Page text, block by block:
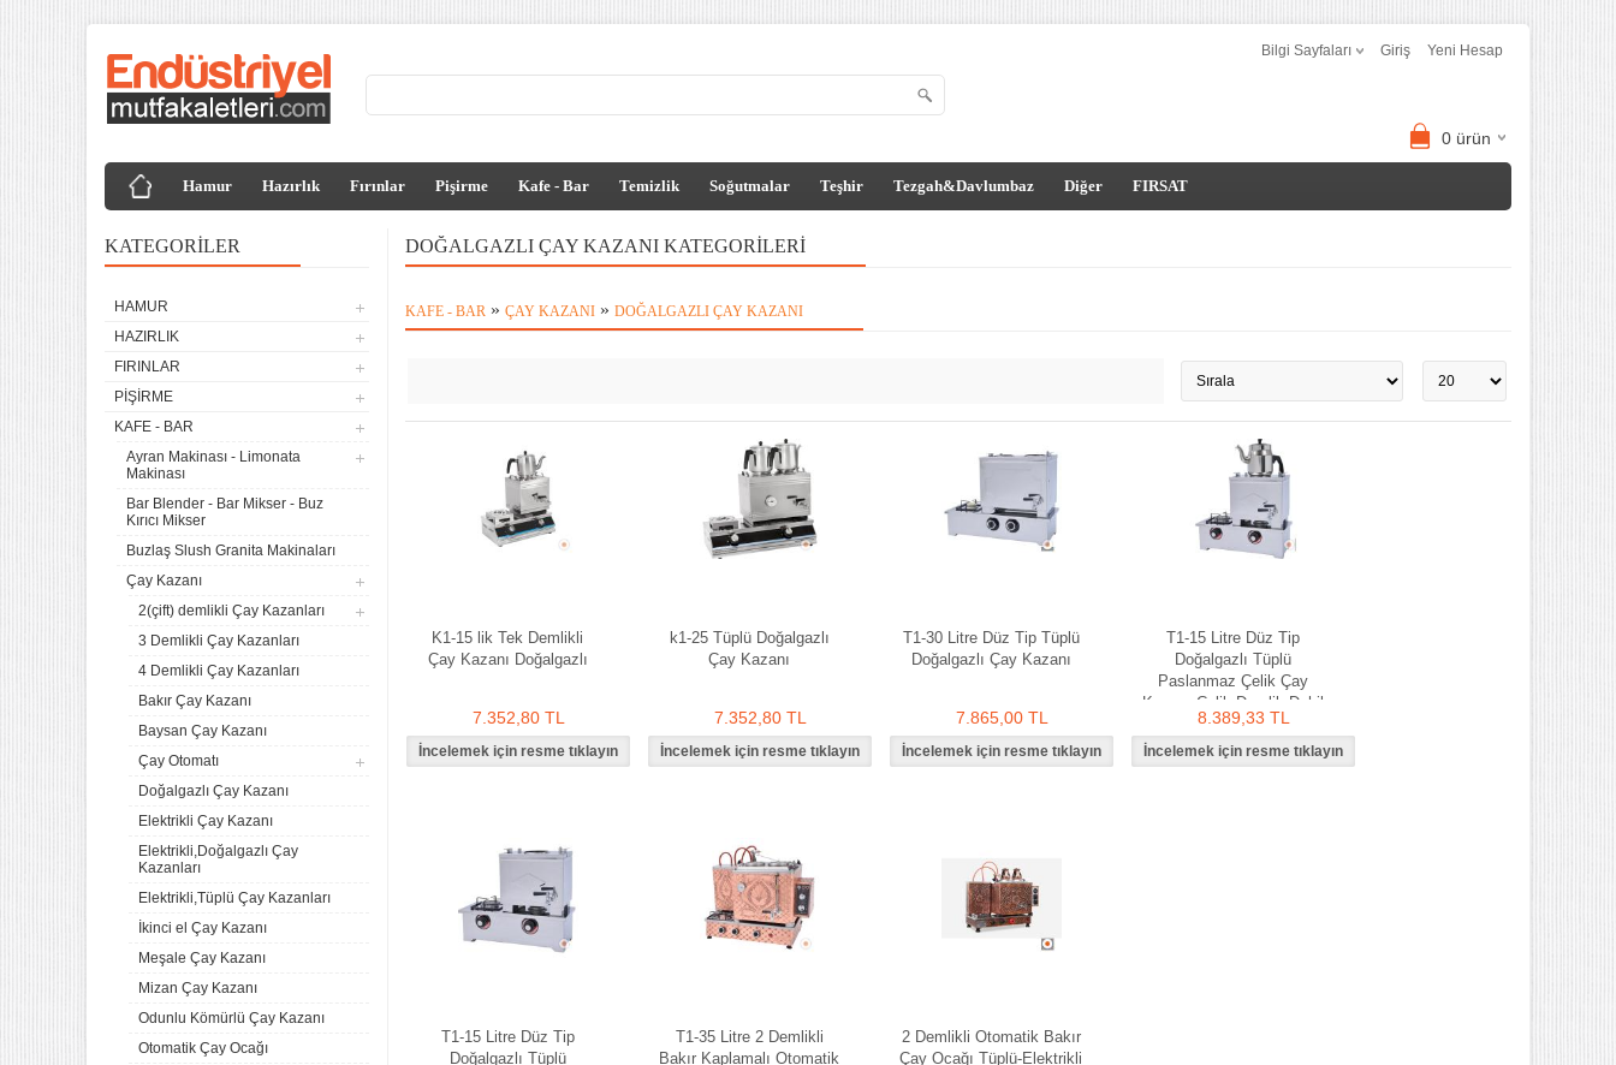
Bilgi Sayfaları Giriş Yeni Hesap
0 ürün
Hamur Hazırlık Fırınlar Pişirme Kafe - Bar Temizlik Soğutmalar Teşhir Tezgah&Davlumbaz Diğer FIRSAT
KATEGORILER
HAMUR
HAZIRLIK
FIRINLAR
PIŞIRME
KAFE - BAR
Ayran Makinası - Limonata
Makinası
Bar Blender - Bar Mikser - Buz
Kırıcı Mikser
Buzlaş Slush Granita Makinaları
Çay Kazanı
2(çift) demlikli Çay Kazanları
3 Demlikli Çay Kazanları
4 Demlikli Çay Kazanları
Bakır Çay Kazanı
Baysan Çay Kazanı
Çay Otomatı
Doğalgazlı Çay Kazanı
Elektrikli Çay Kazanı
Elektrikli,Doğalgazlı Çay
Kazanları
Elektrikli,Tüplü Çay Kazanları
İkinci el Çay Kazanı
Meşale Çay Kazanı
Mizan Çay Kazanı
Odunlu Kömürlü Çay Kazanı
Otomatik Çay Ocağı
DOĞALGAZLI ÇAY KAZANI KATEGORILERI
KAFE - BAR » ÇAY KAZANI » DOĞALGAZLI ÇAY KAZANI
K1-15 lik Tek Demlikli
Çay Kazanı Doğalgazlı
7.352,80 TL
k1-25 Tüplü Doğalgazlı
Çay Kazanı
7.352,80 TL
T1-30 Litre Düz Tip Tüplü
Doğalgazlı Çay Kazanı
7.865,00 TL
T1-15 Litre Düz Tip
Doğalgazlı Tüplü
Paslanmaz Çelik Çay
Kazanı Çelik Demlik Dahil
8.389,33 TL
T1-15 Litre Düz Tip
Doğalgazlı Tüplü
T1-35 Litre 2 Demlikli
Bakır Kaplamalı Otomatik
2 Demlikli Otomatik Bakır
Çay Ocağı Tüplü-Elektrikli